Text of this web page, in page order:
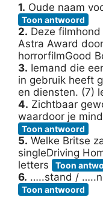
1. Oude naam
Toon antwoord
2. Deze
Astra Award
horrorfilmGood
3. Iemand die
in gebruik heeft
en diensten. (7)
4. Zichtbaar
waardoor je
Toon antwoord
5. Welke Britse
singleDriving
letters
Toon
6. …..stand /
Toon antwoord